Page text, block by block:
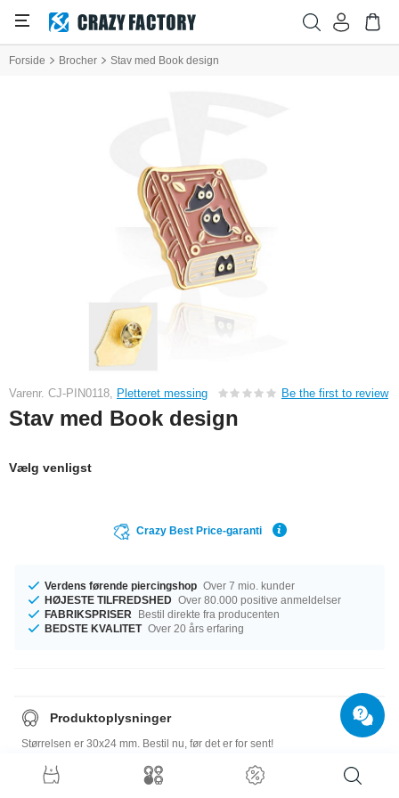
Forside Brocher Stav med Book design
Varenr. CJ-PIN0118, Pletteret messing Be the first to review
Stav med Book design
Vælg venligst
Crazy Best Price-garanti
Verdens førende piercingshop Over 7 mio. kunder
HØJESTE TILFREDSHED Over 80.000 positive anmeldelser
FABRIKSPRISER
Bestil direkte fra producenten
BEDSTE KVALITET Over 20 års erfaring
Produktoplysninger
Størrelsen er 30x24 mm. Bestil nu, før det er for sent!